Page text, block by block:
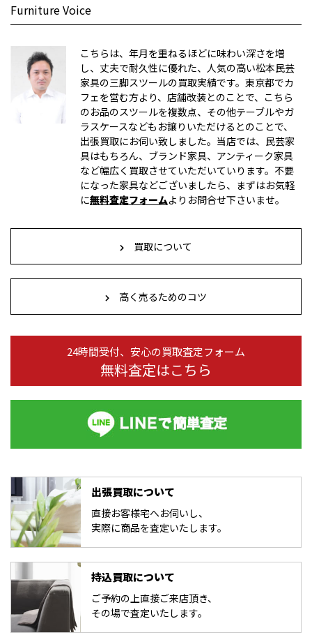
Furniture Voice
こちらは、年月を重ねるほどに味わい深さを増
し、丈夫で耐久性に優れた、人気の高い松本民芸
家具の三脚スツールの買取実績です。東京都でカ
フェを営む方より、店舗改装とのことで、こちら
のお品のスツールを複数点、その他テーブルやガ
ラスケースなどもお譲りいただけるとのことで、
出張買取にお伺い致しました。当店では、民芸家
具はもちろん、ブランド家具、アンティーク家具
など幅広く買取させていただいていります。不要
になった家具などございましたら、まずはお気軽
に無料査定フォームよりお問合せ下さいませ。
買取について
高く売るためのコツ
24時間受付、安心の買取査定フォーム
無料査定はこちら
出張買取について
直接お客様宅へお伺いし、
実際に商品を査定いたします。
持込買取について
ご予約の上直接ご来店頂き、
その場で査定いたします。